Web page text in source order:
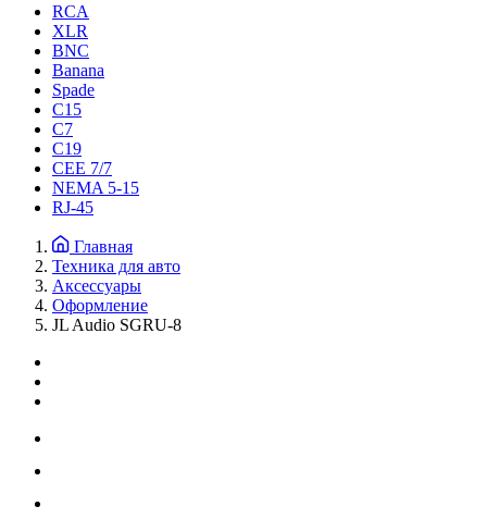
RCA
XLR
BNC
Banana
Spade
C15
С7
C19
CEE 7/7
NEMA 5-15
RJ-45
Главная
Техника для авто
Аксессуары
Оформление
JL Audio SGRU-8